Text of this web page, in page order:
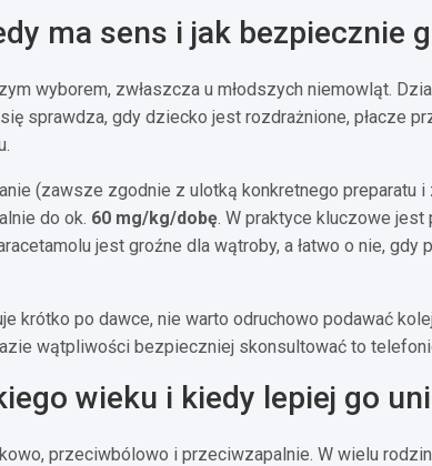
ma sens i jak bezpiecznie
wyborem, zwłaszcza u młodszych niemowląt.
sprawdza, gdy dziecko jest rozdrażnione, płacze
(zawsze zgodnie z ulotką konkretnego preparatu i
do ok. 60 mg/kg/dobę. W praktyce kluczowe
jest groźne dla wątroby, a łatwo o nie, gdy
krótko po dawce, nie warto odruchowo podawać
wątpliwości bezpieczniej skonsultować to
wieku i kiedy lepiej go
przeciwbólowo i przeciwzapalnie. W wielu